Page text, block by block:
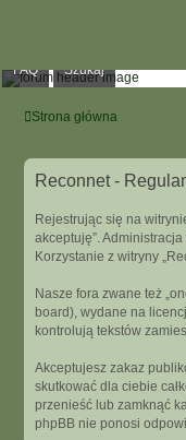
FAQ Szukaj
Strona główna
Reconnet -
Rejestrując się na
akceptuję”.
Korzystanie z witryny
Nasze fora zwane też
board), wydane na
kontrolują tekstów
Akceptujesz zakaz
skutkować dla ciebie
przenieść lub zamknąć
phpBB nie ponosi